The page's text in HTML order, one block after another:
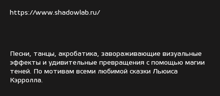
https://www.shadowlab.ru/
Песни, танцы, акробатика, завораживающие визуальные
эффекты и удивительные превращения с помощью магии
теней. По мотивам всеми любимой сказки Льюиса
Кэрролла.